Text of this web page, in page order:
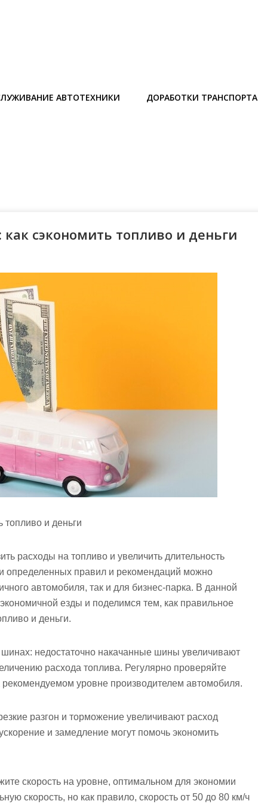
АВТОТЕХНИКИ ДОРАБОТКИ ТРАНСПОРТА
сэкономить топливо и деньги
топливо и деньги
расходы на топливо и увеличить длительность
определенных правил и рекомендаций можно
автомобиля, так и для бизнес-парка. В данной
езды и поделимся тем, как правильное
и деньги.
недостаточно накачанные шины увеличивают
расхода топлива. Регулярно проверяйте
уровне производителем автомобиля.
разгон и торможение увеличивают расход
и замедление могут помочь экономить
скорость на уровне, оптимальном для экономии
скорость, но как правило, скорость от 50 до 80 км/ч